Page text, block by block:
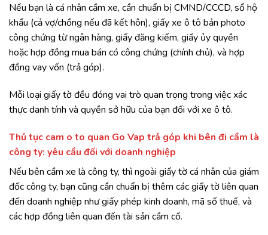
Nếu bạn là cá nhân cầm xe, cần chuẩn bị CMND/CCCD, sổ hộ
khẩu (cả vợ/chồng nếu đã kết hôn), giấy xe ô tô bản photo
công chứng từ ngân hàng, giấy đăng kiểm, giấy ủy quyền
hoặc hợp đồng mua bán có công chứng (chính chủ), và hợp
đồng vay vốn (trả góp).
Mỗi loại giấy tờ đều đóng vai trò quan trọng trong việc xác
thực danh tính và quyền sở hữu của bạn đối với xe ô tô.
Thủ tục cam o to quan Go Vap trả góp khi bên đi cầm là
công ty: yêu cầu đối với doanh nghiệp
Nếu bên cầm xe là công ty, thì ngoài giấy tờ cá nhân của giám
đốc công ty, bạn cũng cần chuẩn bị thêm các giấy tờ liên quan
đến doanh nghiệp như giấy phép kinh doanh, mã số thuế, và
các hợp đồng liên quan đến tài sản cầm cố.